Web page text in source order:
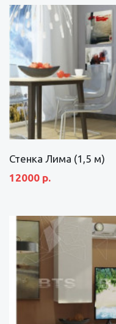
Стенка Лима (1,5 м)
12000 р.